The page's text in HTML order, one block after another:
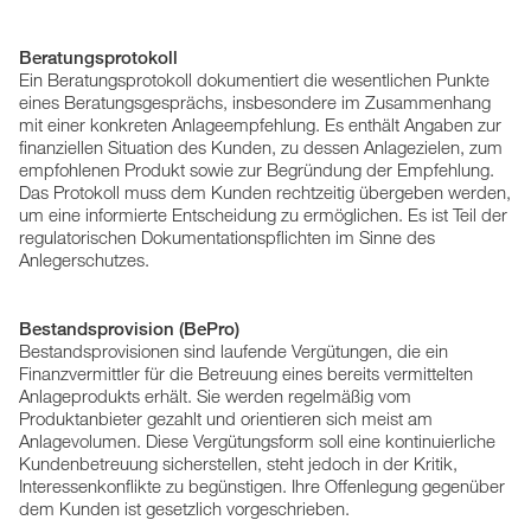
Beratungsprotokoll
Ein Beratungsprotokoll dokumentiert die wesentlichen Punkte
eines Beratungsgesprächs, insbesondere im Zusammenhang
mit einer konkreten Anlageempfehlung. Es enthält Angaben zur
finanziellen Situation des Kunden, zu dessen Anlagezielen, zum
empfohlenen Produkt sowie zur Begründung der Empfehlung.
Das Protokoll muss dem Kunden rechtzeitig übergeben werden,
um eine informierte Entscheidung zu ermöglichen. Es ist Teil der
regulatorischen Dokumentationspflichten im Sinne des
Anlegerschutzes.
Bestandsprovision (BePro)
Bestandsprovisionen sind laufende Vergütungen, die ein
Finanzvermittler für die Betreuung eines bereits vermittelten
Anlageprodukts erhält. Sie werden regelmäßig vom
Produktanbieter gezahlt und orientieren sich meist am
Anlagevolumen. Diese Vergütungsform soll eine kontinuierliche
Kundenbetreuung sicherstellen, steht jedoch in der Kritik,
Interessenkonflikte zu begünstigen. Ihre Offenlegung gegenüber
dem Kunden ist gesetzlich vorgeschrieben.